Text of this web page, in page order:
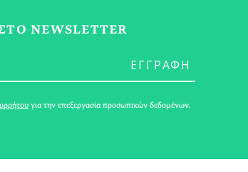
ΝΤΕΠΥ ΚΟΡΕΝΤΙΝΗ
NEWSLETTER
για την επεξεργασία προσωπικών δεδομένων.